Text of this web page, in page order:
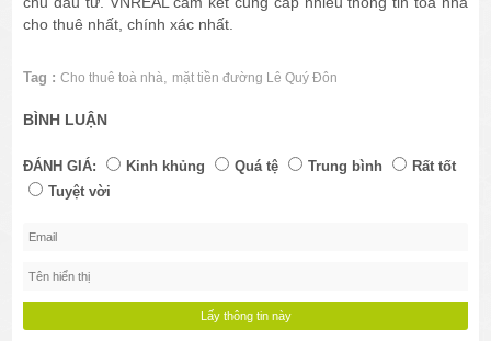
cho thuê nhất, chính xác nhất.
Tag : Cho thuê toà nhà, mặt tiền đường Lê Quý Đôn
BÌNH LUẬN
ĐÁNH GIÁ: Kinh khủng Quá tệ Trung bình
Rất tốt
Tuyệt vời